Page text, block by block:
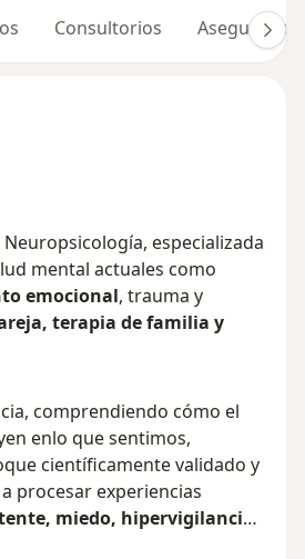
Consultorios Aseguradoras
especializada
mental actuales como
emocional, trauma y
terapia de familia y
comprendiendo cómo el
enlo que sentimos,
científicamente validado y
procesar experiencias
miedo, hipervigilancia